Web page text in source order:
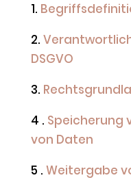
1.
2.
DSGVO
3.
4 . Speicherung
von Daten
5 . Weitergabe